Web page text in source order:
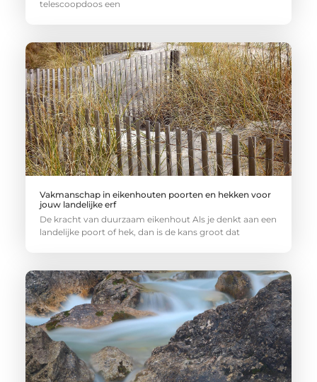
telescoopdoos een
Vakmanschap in eikenhouten poorten en hekken voor
jouw landelijke erf
De kracht van duurzaam eikenhout Als je denkt aan een
landelijke poort of hek, dan is de kans groot dat